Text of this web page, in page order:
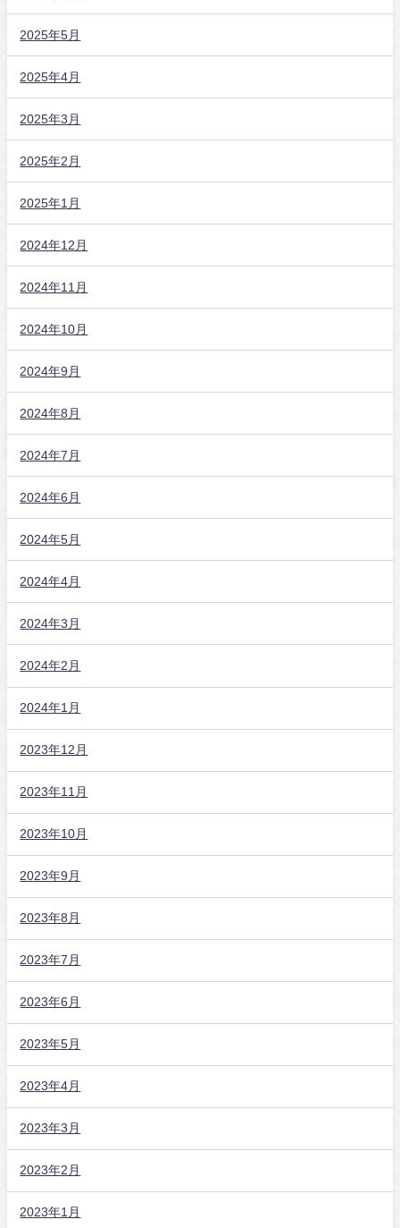
2025年5月
2025年4月
2025年3月
2025年2月
2025年1月
2024年12月
2024年11月
2024年10月
2024年9月
2024年8月
2024年7月
2024年6月
2024年5月
2024年4月
2024年3月
2024年2月
2024年1月
2023年12月
2023年11月
2023年10月
2023年9月
2023年8月
2023年7月
2023年6月
2023年5月
2023年4月
2023年3月
2023年2月
2023年1月